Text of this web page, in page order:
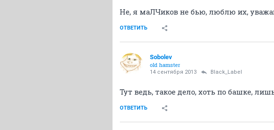
Не, я маЛЧиков не бью, люблю их,
ОТВЕТИТЬ
Sobolev
old hamster
14 сентября 2013 Black_Label
Тут ведь, такое дело, хоть по башке,
ОТВЕТИТЬ